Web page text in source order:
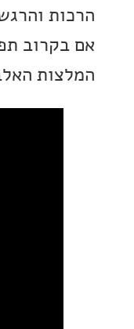
והרגש של
תפגשו
האלבומים